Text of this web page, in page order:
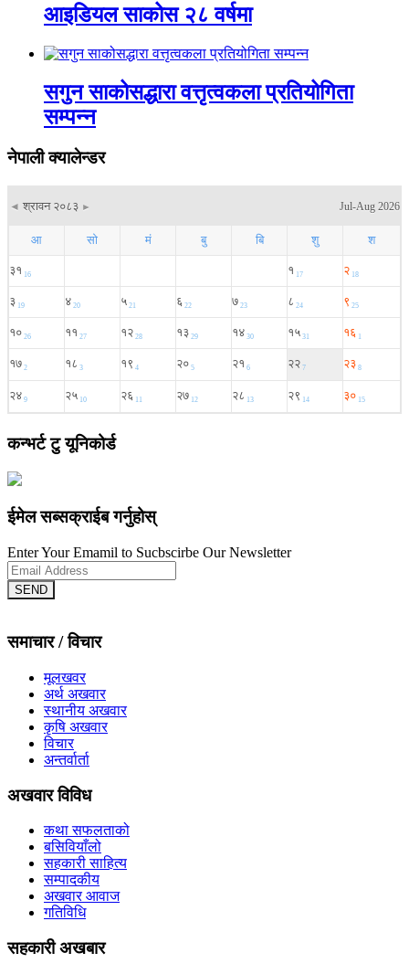
आइडियल साकोस २८ वर्षमा
सगुन साकोसद्धारा वत्तृत्वकला प्रतियोगिता
सम्पन्न
नेपाली क्यालेन्डर
कन्भर्ट टु यूनिकोर्ड
ईमेल सब्सक्राईब गर्नुहोस्
Enter Your Emamil to Sucbscirbe Our Newsletter
SEND
समाचार / विचार
मूलखवर
अर्थ अखवार
स्थानीय अखवार
कृषि अखवार
विचार
अन्तर्वार्ता
अखवार विविध
कथा सफलताको
बसिवियाँलो
सहकारी साहित्य
सम्पादकीय
अखवार आवाज
गतिविधि
सहकारी अखबार